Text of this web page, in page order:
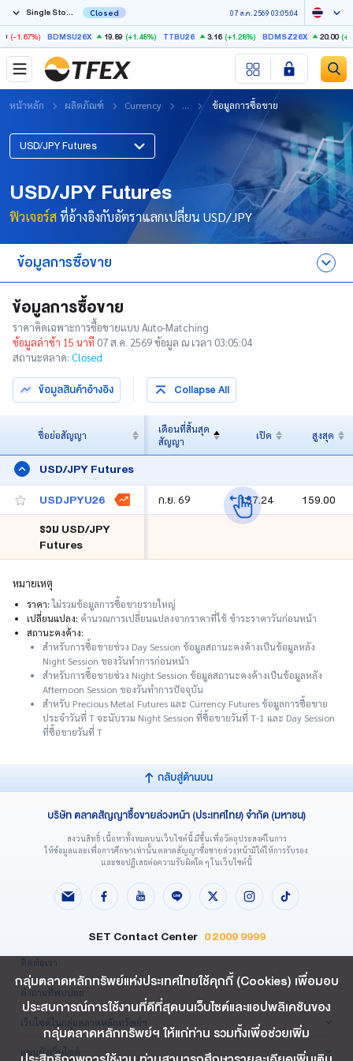
Single Stock Futures Closed 07 ส.ค. 2569 03:05:04
(-1.67%) BDMSU26X 19.89 (+1.48%) TTBU26 3.16 (+1.28%) BDMSZ26X 20.00
หน้าหลัก ผลิตภัณฑ์ Currency ... ข้อมูลการซื้อขาย
USD/JPY Futures
USD/JPY Futures
ฟิวเจอร์สที่อ้างอิงกับอัตราแลกเปลี่ยน USD/JPY
ข้อมูลการซื้อขาย
ข้อมูลการซื้อขาย
ลักษณะของสัญญา
ปฏิทินการซื้อขาย
ความรู้
ข้อมูลการซื้อขาย
ราคาคิดเฉพาะการซื้อขายแบบ Auto-Matching
ข้อมูลล่าช้า 15 นาที 07 ส.ค. 2569 ข้อมูล ณ เวลา 03:05:04
สถานะตลาด: Closed
ข้อมูลสินค้าอ้างอิง Collapse All
ชื่อย่อสัญญา
เดือนที่สิ้นสุด
สัญญา
เปิด สูงสุด
USD/JPY Futures
USDJPYU26
ก.ย. 69 157.24
159.00
รวม USD/JPY
Futures
หมายเหตุ
ราคา:ไม่รวมข้อมูลการซื้อขายรายใหญ่
เปลี่ยนแปลง: คำนวณการเปลี่ยนแปลงจากราคาที่ใช้ ชำระราคาวันก่อนหน้า
สถานะคงค้าง:
สำหรับการซื้อขายช่วง Day Session ข้อมูลสถานะคงค้างเป็นข้อมูลหลัง
Night Session ของวันทำการก่อนหน้า
สำหรับการซื้อขายช่วง Night Session ข้อมูลสถานะคงค้างเป็นข้อมูลหลัง
Afternoon Session ของวันทำการปัจจุบัน
สำหรับ Precious Metal Futures และ Currency Futures ข้อมูลการซื้อขาย
ประจำวันที่ T จะนับรวม Night Session ที่ซื้อขายวันที่ T-1 และ Day Session
ที่ซื้อขายวันที่ T
กลุ่มตลาดหลักทรัพย์แห่งประเทศไทยใช้คุกกี้ (Cookies) เพื่อมอบ
ประสบการณ์การใช้งานที่ดีที่สุดบนเว็บไซต์และแอปพลิเคชันของ
กลุ่มตลาดหลักทรัพย์ฯ ให้แก่ท่าน รวมทั้งเพื่อช่วยเพิ่ม
กลับสู่ด้านบน
บริษัท ตลาดสัญญาซื้อขายล่วงหน้า (ประเทศไทย) จำกัด (มหาชน)
สงวนสิทธิ์ เนื้อหาทั้งหมดบนเว็บไซต์นี้ มีขึ้นเพื่อวัตถุประสงค์ในการ
ให้ข้อมูลและเพื่อการศึกษาเท่านั้น ตลาดสัญญาซื้อขายล่วงหน้ามิได้ให้การรับรอง
และขอปฏิเสธต่อความรับผิดใด ๆ ในเว็บไซต์นี้
SET Contact Center 0 2009 9999
ติดต่อเรา
คำถามที่พบบ่อย
เว็บไซต์ในกลุ่มตลาดหลักทรัพย์ฯ
แผนผังเว็บไซต์